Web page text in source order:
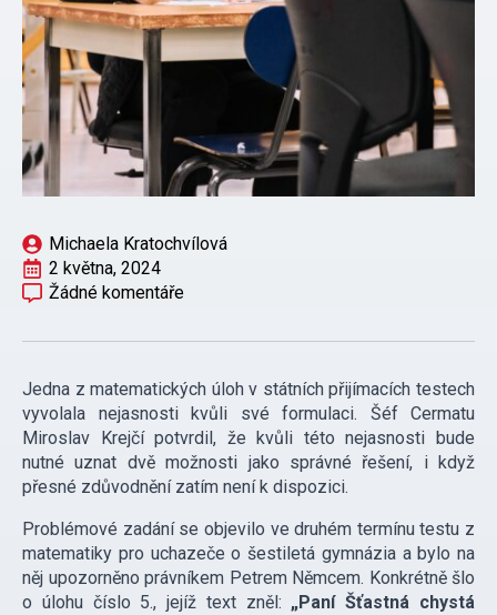
Michaela Kratochvílová
2 května, 2024
Žádné komentáře
Jedna z matematických úloh v státních přijímacích testech
vyvolala nejasnosti kvůli své formulaci. Šéf Cermatu
Miroslav Krejčí potvrdil, že kvůli této nejasnosti bude
nutné uznat dvě možnosti jako správné řešení, i když
přesné zdůvodnění zatím není k dispozici.
Problémové zadání se objevilo ve druhém termínu testu z
matematiky pro uchazeče o šestiletá gymnázia a bylo na
něj upozorněno právníkem Petrem Němcem. Konkrétně šlo
o úlohu číslo 5., jejíž text zněl: „Paní Šťastná chystá